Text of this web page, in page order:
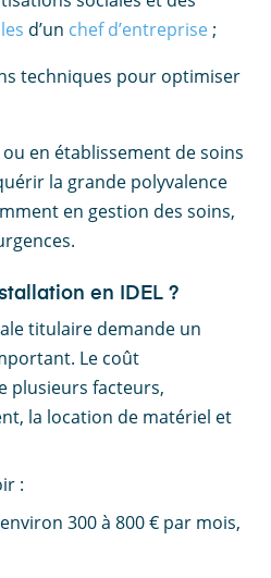
d’un chef d’entreprise ;
techniques pour optimiser
en établissement de soins
la grande polyvalence
en gestion des soins,
en IDEL ?
titulaire demande un
Le coût
plusieurs facteurs,
la location de matériel et
:
300 à 800 € par mois,